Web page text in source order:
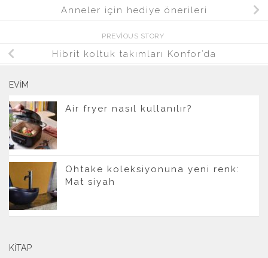
Anneler için hediye önerileri
PREVIOUS STORY
Hibrit koltuk takımları Konfor’da
EVIM
Air fryer nasıl kullanılır?
Ohtake koleksiyonuna yeni renk:
Mat siyah
KITAP